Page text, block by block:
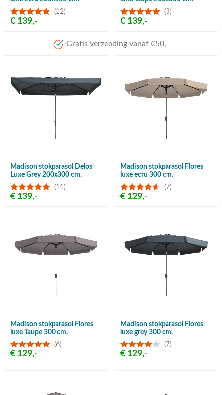
(12)
€ 139,-
(8)
€ 139,-
Gratis verzending vanaf €50,-
Madison stokparasol Delos
Luxe Grey 200x300 cm.
(11)
€ 139,-
Madison stokparasol Flores
luxe ecru 300 cm.
(7)
€ 129,-
Madison stokparasol Flores
luxe Taupe 300 cm.
(6)
€ 129,-
Madison stokparasol Flores
luxe grey 300 cm.
(7)
€ 129,-